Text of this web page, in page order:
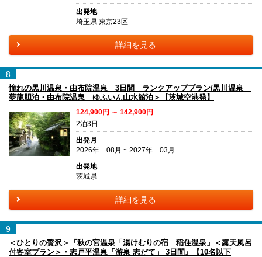
出発地
埼玉県 東京23区
詳細を見る
8
憧れの黒川温泉・由布院温泉 3日間 ランクアッププラン/黒川温泉
夢龍胆泊・由布院温泉 ゆふいん山水館泊＞【茨城空港発】
124,900円 ～ 142,900円
2泊3日
出発月
2026年 08月 ~ 2027年 03月
出発地
茨城県
詳細を見る
9
＜ひとりの贅沢＞『秋の宮温泉「湯けむりの宿 稲住温泉」＜露天風呂
付客室プラン＞・志戸平温泉「游泉 志だて」 3日間』【10名以下